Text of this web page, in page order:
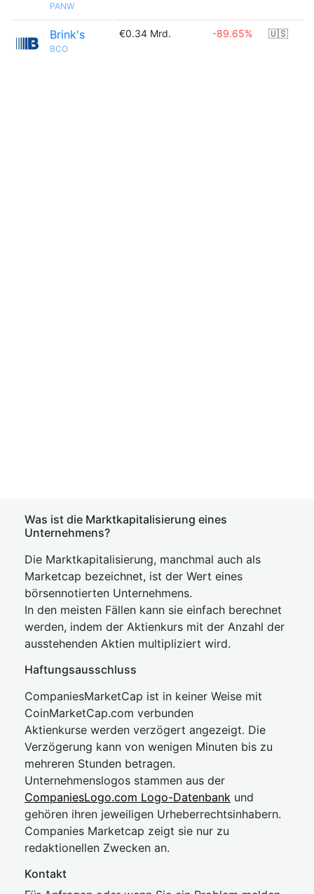
PANW
Brink's
BCO
€0.34 Mrd. -89.65% 🇺🇸
Was ist die Marktkapitalisierung eines
Unternehmens?
Die Marktkapitalisierung, manchmal auch als
Marketcap bezeichnet, ist der Wert eines
börsennotierten Unternehmens.
In den meisten Fällen kann sie einfach berechnet
werden, indem der Aktienkurs mit der Anzahl der
ausstehenden Aktien multipliziert wird.
Haftungsausschluss
CompaniesMarketCap ist in keiner Weise mit
CoinMarketCap.com verbunden
Aktienkurse werden verzögert angezeigt. Die
Verzögerung kann von wenigen Minuten bis zu
mehreren Stunden betragen.
Unternehmenslogos stammen aus der
CompaniesLogo.com Logo-Datenbank und
gehören ihren jeweiligen Urheberrechtsinhabern.
Companies Marketcap zeigt sie nur zu
redaktionellen Zwecken an.
Kontakt